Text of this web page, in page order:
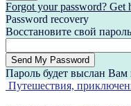
Forgot your password? Get
Password recovery
Восстановите свой пароль
Пароль будет выслан Вам
Путешествия,